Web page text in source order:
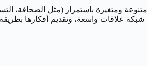
مشاريع متنوعة ومتغيرة باستمرار (مثل
شبكة علاقات واسعة، وتقديم أفكارها